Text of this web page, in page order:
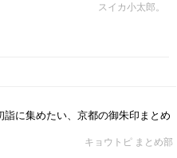
スイカ小太郎。
詣に集めたい、京都の御朱印まとめ
キョウトピ まとめ部